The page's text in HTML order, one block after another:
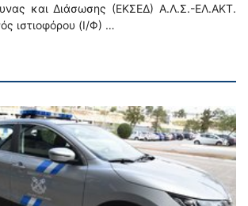
και Διάσωσης (ΕΚΣΕΔ) Α.Λ.Σ.-ΕΛ.ΑΚΤ.
ιστιοφόρου (Ι/Φ) …